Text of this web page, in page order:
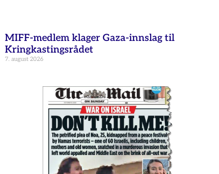
MIFF-medlem klager Gaza-innslag til
Kringkastingsrådet
7. august 2026